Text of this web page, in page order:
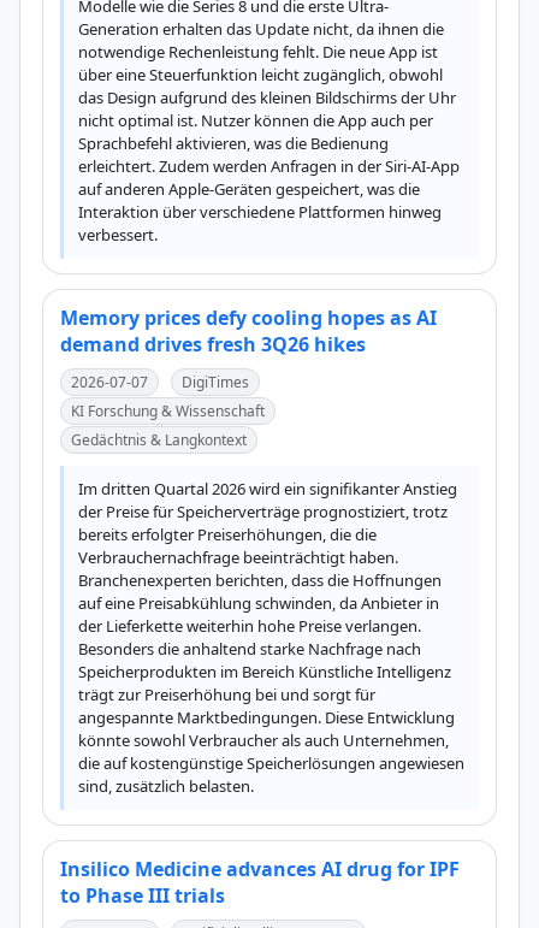
Modelle wie die Series 8 und die erste Ultra-
Generation erhalten das Update nicht, da ihnen die
notwendige Rechenleistung fehlt. Die neue App ist
über eine Steuerfunktion leicht zugänglich, obwohl
das Design aufgrund des kleinen Bildschirms der Uhr
nicht optimal ist. Nutzer können die App auch per
Sprachbefehl aktivieren, was die Bedienung
erleichtert. Zudem werden Anfragen in der Siri-AI-App
auf anderen Apple-Geräten gespeichert, was die
Interaktion über verschiedene Plattformen hinweg
verbessert.
Memory prices defy cooling hopes as AI
demand drives fresh 3Q26 hikes
2026-07-07
DigiTimes
KI Forschung & Wissenschaft
Gedächtnis & Langkontext
Im dritten Quartal 2026 wird ein signifikanter Anstieg
der Preise für Speicherverträge prognostiziert, trotz
bereits erfolgter Preiserhöhungen, die die
Verbrauchernachfrage beeinträchtigt haben.
Branchenexperten berichten, dass die Hoffnungen
auf eine Preisabkühlung schwinden, da Anbieter in
der Lieferkette weiterhin hohe Preise verlangen.
Besonders die anhaltend starke Nachfrage nach
Speicherprodukten im Bereich Künstliche Intelligenz
trägt zur Preiserhöhung bei und sorgt für
angespannte Marktbedingungen. Diese Entwicklung
könnte sowohl Verbraucher als auch Unternehmen,
die auf kostengünstige Speicherlösungen angewiesen
sind, zusätzlich belasten.
Insilico Medicine advances AI drug for IPF
to Phase III trials